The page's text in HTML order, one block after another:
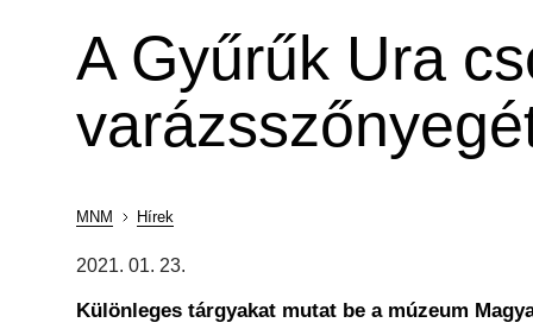
Látogatói információk
Családoknak
Családok
OMMIK
Felnőttképzés
Képcsarnok
Adattár
A Gyűrűk Ura
Morzsa
MNM Hírek
2021. 01. 23.
Különleges tárgyakat mutat be a múzeum